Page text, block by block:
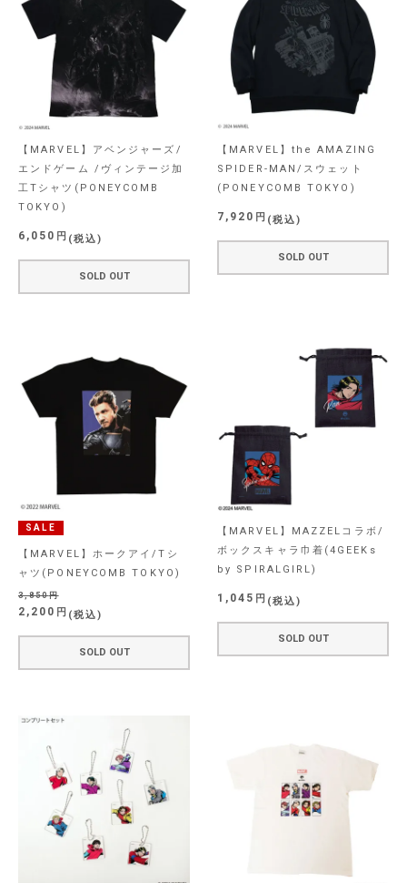
【MARVEL】アベンジャーズ/
エンドゲーム /ヴィンテージ加
工Tシャツ(PONEYCOMB
TOKYO)
6,050 税込
SOLD OUT
【MARVEL】the AMAZING
SPIDER-MAN/スウェット
(PONEYCOMB TOKYO)
7,920 税込
SOLD OUT
SALE
【MARVEL】ホークアイ/Tシ
ャツ(PONEYCOMB TOKYO)
3,850
2,200 税込
SOLD OUT
【MARVEL】MAZZELコラボ/
ボックスキャラ巾着(4GEEKs
by SPIRALGIRL)
1,045 税込
SOLD OUT